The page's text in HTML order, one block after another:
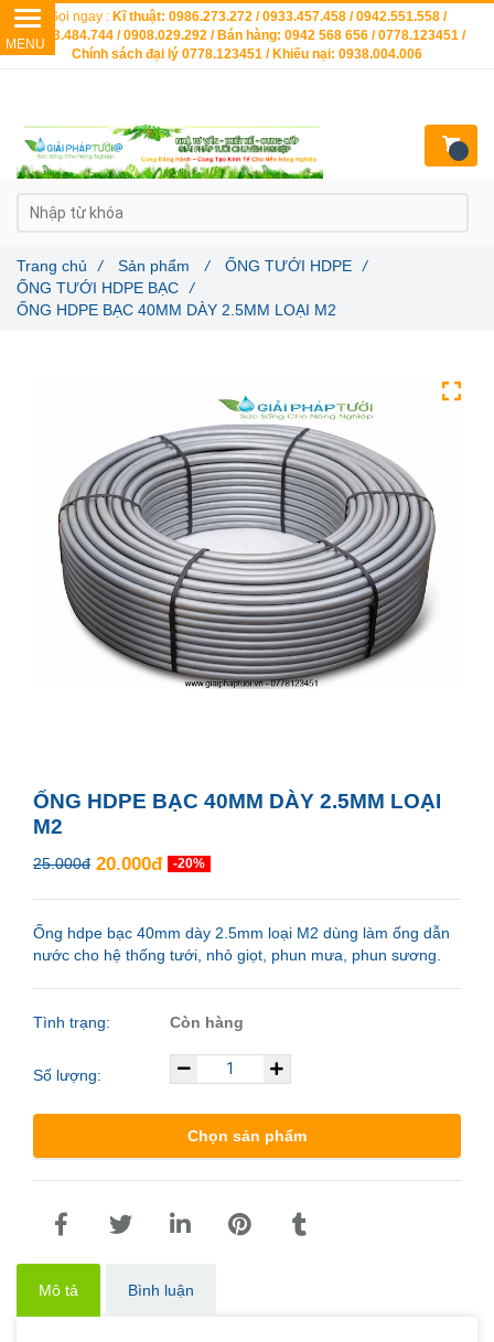
ỐNG HDPE BẠC 40MM DÀY 2.5MM LOẠI
M2
25.000đ 20.000đ -20%
Ống hdpe bạc 40mm dày 2.5mm loại M2 dùng làm ống dẫn
nước cho hệ thống tưới, nhỏ giọt, phun mưa, phun sương.
Tình trạng: Còn hàng
Số lượng:
Chọn sản phẩm
Mô tả Bình luận
Trang chủ / Sản phẩm / ỐNG TƯỚI HDPE
/
ỐNG TƯỚI HDPE BẠC
/
ỐNG HDPE BẠC 40MM DÀY 2.5MM LOẠI M2
Gọi ngay : Kĩ thuật: 0986.273.272 / 0933.457.458 / 0942.551.558 /
0903.484.744 / 0908.029.292 / Bán hàng: 0942 568 656 / 0778.123451 /
Chính sách đại lý 0778.123451 / Khiếu nại: 0938.004.006